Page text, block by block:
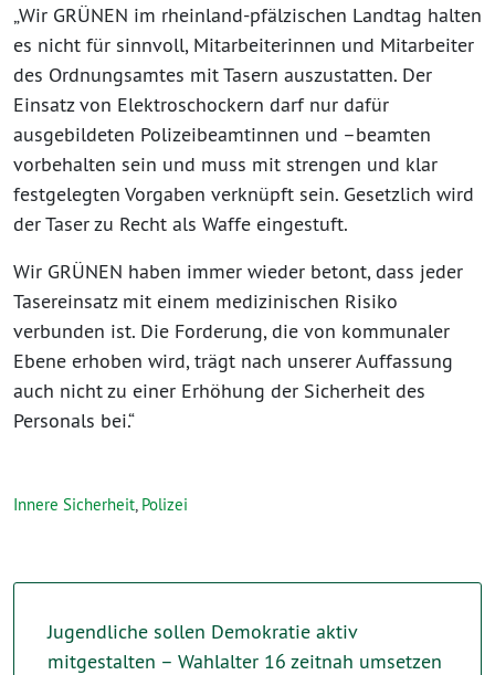
„Wir GRÜNEN im rheinland-pfälzischen Landtag halten
es nicht für sinnvoll, Mitarbeiterinnen und Mitarbeiter
des Ordnungsamtes mit Tasern auszustatten. Der
Einsatz von Elektroschockern darf nur dafür
ausgebildeten Polizeibeamtinnen und –beamten
vorbehalten sein und muss mit strengen und klar
festgelegten Vorgaben verknüpft sein. Gesetzlich wird
der Taser zu Recht als Waffe eingestuft.
Wir GRÜNEN haben immer wieder betont, dass jeder
Tasereinsatz mit einem medizinischen Risiko
verbunden ist. Die Forderung, die von kommunaler
Ebene erhoben wird, trägt nach unserer Auffassung
auch nicht zu einer Erhöhung der Sicherheit des
Personals bei.“
Innere Sicherheit, Polizei
Jugendliche sollen Demokratie aktiv
mitgestalten – Wahlalter 16 zeitnah umsetzen